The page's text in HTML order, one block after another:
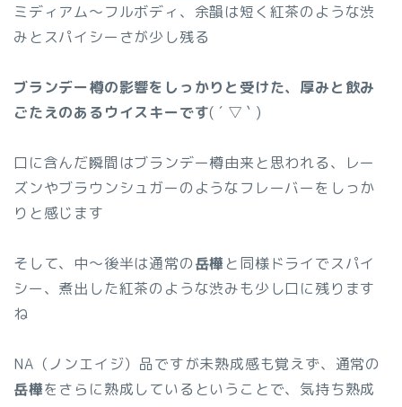
ミディアム〜フルボディ、余韻は短く紅茶のような渋
みとスパイシーさが少し残る
ブランデー樽の影響をしっかりと受けた、厚みと飲み
ごたえのあるウイスキーです( ´ ▽ ` )
口に含んだ瞬間はブランデー樽由来と思われる、レー
ズンやブラウンシュガーのようなフレーバーをしっか
りと感じます
そして、中〜後半は通常の岳樺と同様ドライでスパイ
シー、煮出した紅茶のような渋みも少し口に残ります
ね
NA（ノンエイジ）品ですが未熟成感も覚えず、通常の
岳樺をさらに熟成しているということで、気持ち熟成